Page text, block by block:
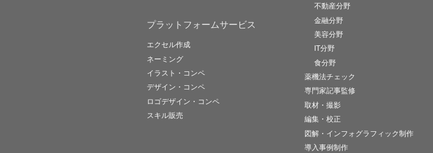
プラットフォームサービス
エクセル作成
ネーミング
イラスト・コンペ
デザイン・コンペ
ロゴデザイン・コンペ
スキル販売
不動産分野
金融分野
美容分野
IT分野
食分野
薬機法チェック
専門家記事監修
取材・撮影
編集・校正
図解・インフォグラフィック制作
導入事例制作